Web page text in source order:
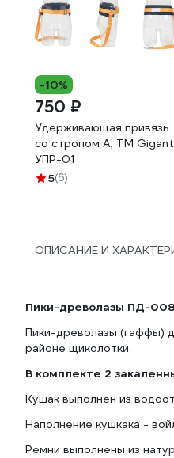
-10%
750 ₽
Удерживающая привязь
со стропом А, ТМ Gigant
УПР-01
5(6)
ОПИСАНИЕ И
Пики-древолазы ПД-008
Пики-древолазы (гаффы)
районе щиколотки.
В комплекте 2
Кушак выполнен из
Наполнение кушкака -
Ремни выполнены из